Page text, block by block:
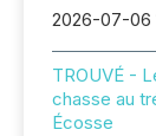
2026-07-06
TROUVÉ -
chasse au
Écosse